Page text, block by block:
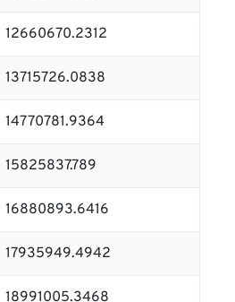
12660670.2312
13715726.0838
14770781.9364
15825837.789
16880893.6416
17935949.4942
18991005.3468